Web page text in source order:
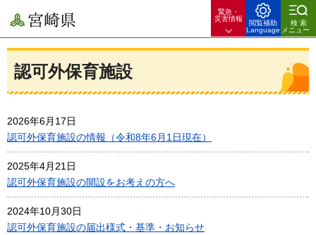
宮崎県
緊急・
災害情報
閲覧補助
Language
検索
メニュー
認可外保育施設
2026年6月17日
認可外保育施設の情報（令和8年6月1日現在）
2025年4月21日
認可外保育施設の開設をお考えの方へ
2024年10月30日
認可外保育施設の届出様式・基準・お知らせ